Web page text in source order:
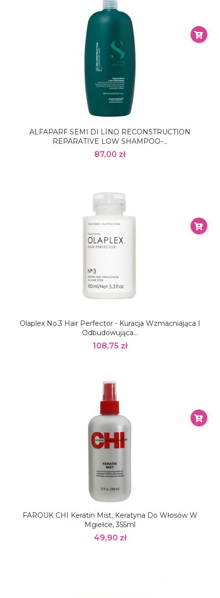
ALFAPARF SEMI DI LINO RECONSTRUCTION
REPARATIVE LOW SHAMPOO-...
87,00 zł
Olaplex No.3 Hair Perfector - Kuracja Wzmacniająca I
Odbudowująca...
108,75 zł
FAROUK CHI Keratin Mist, Keratyna Do Włosów W
Mgiełce, 355ml
49,90 zł